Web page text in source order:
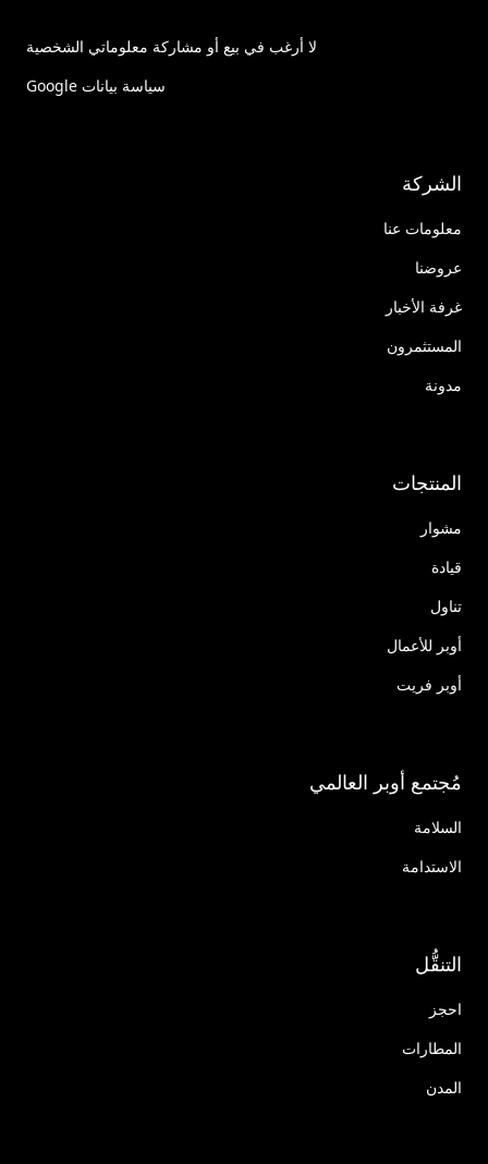
لا أرغب في بيع أو مشاركة معلوماتي الشخصية
سياسة بيانات Google
الشركة
معلومات عنا
عروضنا
غرفة الأخبار
المستثمرون
مدونة
المنتجات
مشوار
قيادة
تناول
أوبر للأعمال
أوبر فريت
مُجتمع أوبر العالمي
السلامة
الاستدامة
التنقُّل
احجز
المطارات
المدن